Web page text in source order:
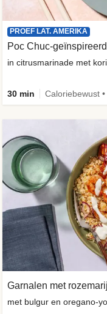
PROEF LAT. AMERIKA
in citrusmarinade met
30 min Caloriebewust
Garnalen met
met bulgur en oregano-